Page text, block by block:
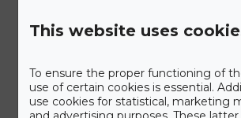
This website uses
To ensure the proper functioning of
use of certain cookies is essential.
use cookies for statistical, marketing